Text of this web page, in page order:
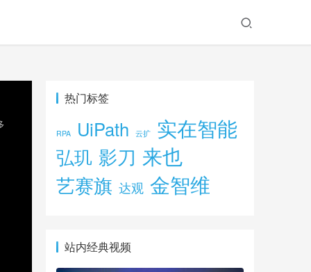
热门标签
RPA UiPath 云扩 实在智能
弘玑 影刀 来也
艺赛旗 达观 金智维
站内经典视频